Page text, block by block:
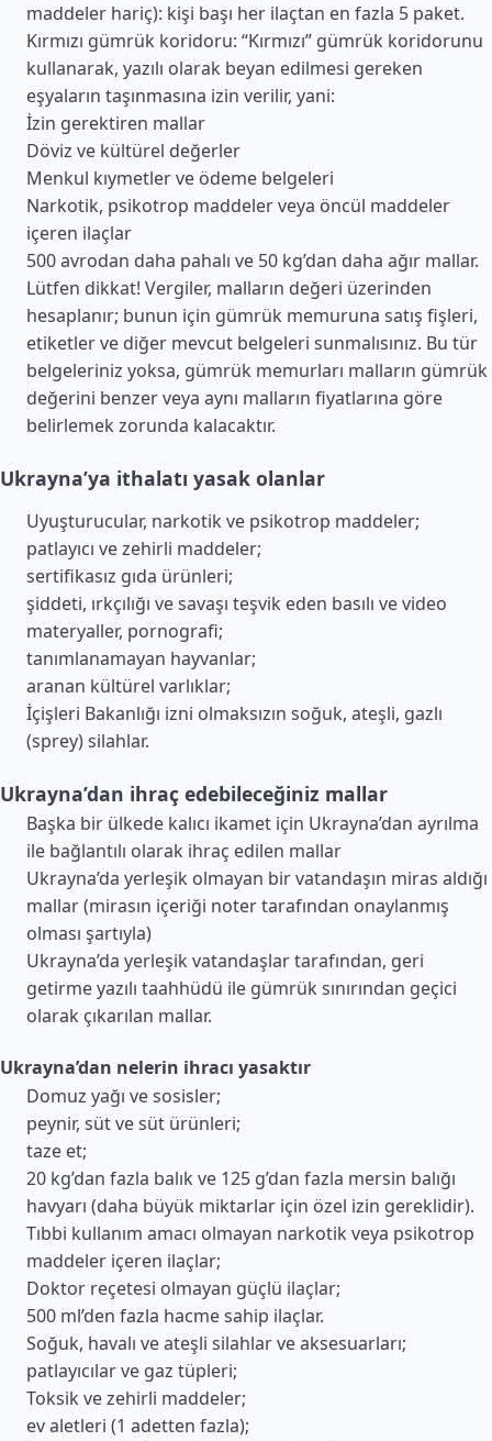
maddeler hariç): kişi başı her ilaçtan en fazla 5 paket.
Kırmızı gümrük koridoru: “Kırmızı” gümrük koridorunu
kullanarak, yazılı olarak beyan edilmesi gereken
eşyaların taşınmasına izin verilir, yani:
İzin gerektiren mallar
Döviz ve kültürel değerler
Menkul kıymetler ve ödeme belgeleri
Narkotik, psikotrop maddeler veya öncül maddeler
içeren ilaçlar
500 avrodan daha pahalı ve 50 kg’dan daha ağır mallar.
Lütfen dikkat! Vergiler, malların değeri üzerinden
hesaplanır; bunun için gümrük memuruna satış fişleri,
etiketler ve diğer mevcut belgeleri sunmalısınız. Bu tür
belgeleriniz yoksa, gümrük memurları malların gümrük
değerini benzer veya aynı malların fiyatlarına göre
belirlemek zorunda kalacaktır.
Ukrayna’ya ithalatı yasak olanlar
Uyuşturucular, narkotik ve psikotrop maddeler;
patlayıcı ve zehirli maddeler;
sertifikasız gıda ürünleri;
şiddeti, ırkçılığı ve savaşı teşvik eden basılı ve video
materyaller, pornografi;
tanımlanamayan hayvanlar;
aranan kültürel varlıklar;
İçişleri Bakanlığı izni olmaksızın soğuk, ateşli, gazlı
(sprey) silahlar.
Ukrayna’dan ihraç edebileceğiniz mallar
Başka bir ülkede kalıcı ikamet için Ukrayna’dan ayrılma
ile bağlantılı olarak ihraç edilen mallar
Ukrayna’da yerleşik olmayan bir vatandaşın miras aldığı
mallar (mirasın içeriği noter tarafından onaylanmış
olması şartıyla)
Ukrayna’da yerleşik vatandaşlar tarafından, geri
getirme yazılı taahhüdü ile gümrük sınırından geçici
olarak çıkarılan mallar.
Ukrayna’dan nelerin ihracı yasaktır
Domuz yağı ve sosisler;
peynir, süt ve süt ürünleri;
taze et;
20 kg’dan fazla balık ve 125 g’dan fazla mersin balığı
havyarı (daha büyük miktarlar için özel izin gereklidir).
Tıbbi kullanım amacı olmayan narkotik veya psikotrop
maddeler içeren ilaçlar;
Doktor reçetesi olmayan güçlü ilaçlar;
500 ml’den fazla hacme sahip ilaçlar.
Soğuk, havalı ve ateşli silahlar ve aksesuarları;
patlayıcılar ve gaz tüpleri;
Toksik ve zehirli maddeler;
ev aletleri (1 adetten fazla);